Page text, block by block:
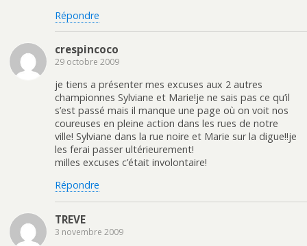
Répondre
crespincoco
29 octobre 2009
je tiens a présenter mes excuses aux 2 autres
championnes Sylviane et Marie!je ne sais pas ce qu’il
s’est passé mais il manque une page où on voit nos
coureuses en pleine action dans les rues de notre
ville! Sylviane dans la rue noire et Marie sur la digue!!je
les ferai passer ultérieurement!
milles excuses c’était involontaire!
Répondre
TREVE
3 novembre 2009